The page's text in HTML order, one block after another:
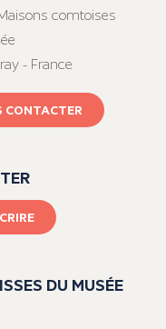
comtoises
- France
CONTACTER
DU MUSÉE